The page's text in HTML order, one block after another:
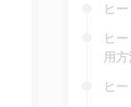
ヒ
ヒ
用
ヒ